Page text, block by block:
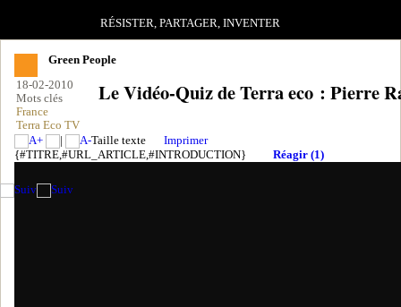
RÉSISTER, PARTAGER, INVENTER
Green People
18-02-2010
Mots clés
France
Terra Eco TV
Le Vidéo-Quiz de Terra eco : Pierre
Taille texte
Imprimer
{#TITRE,#URL_ARTICLE,#INTRODUCTION}
Réagir (1)